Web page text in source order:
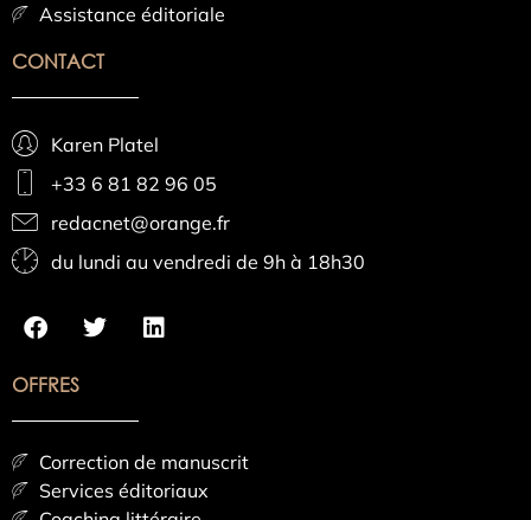
Assistance éditoriale
CONTACT
Karen Platel
+33 6 81 82 96 05
redacnet@orange.fr
du lundi au vendredi de 9h à 18h30
OFFRES
Correction de manuscrit
Services éditoriaux